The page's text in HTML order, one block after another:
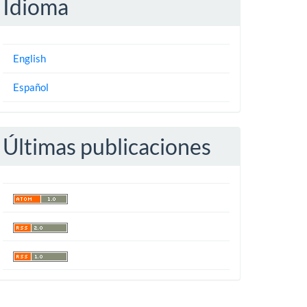
Idioma
English
Español
Últimas publicaciones